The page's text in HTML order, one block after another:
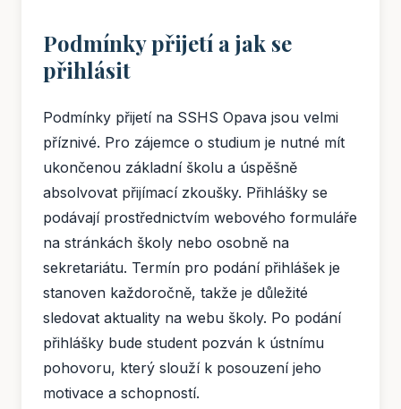
Podmínky přijetí a jak se
přihlásit
Podmínky přijetí na SSHS Opava jsou velmi
příznivé. Pro zájemce o studium je nutné mít
ukončenou základní školu a úspěšně
absolvovat přijímací zkoušky. Přihlášky se
podávají prostřednictvím webového formuláře
na stránkách školy nebo osobně na
sekretariátu. Termín pro podání přihlášek je
stanoven každoročně, takže je důležité
sledovat aktuality na webu školy. Po podání
přihlášky bude student pozván k ústnímu
pohovoru, který slouží k posouzení jeho
motivace a schopností.